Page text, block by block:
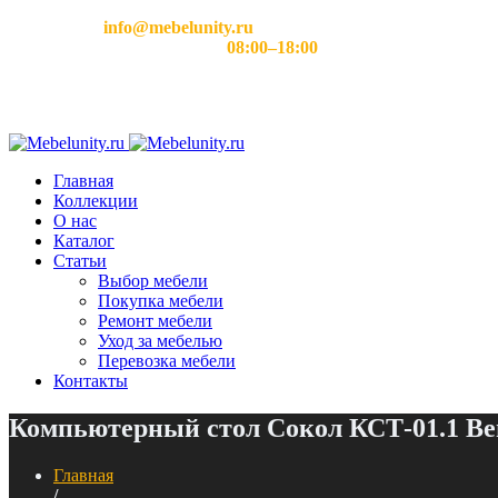
info@mebelunity.ru
08:00–18:00
Главная
Коллекции
О нас
Каталог
Статьи
Выбор мебели
Покупка мебели
Ремонт мебели
Уход за мебелью
Перевозка мебели
Контакты
Компьютерный стол Сокол КСТ-01.1
Главная